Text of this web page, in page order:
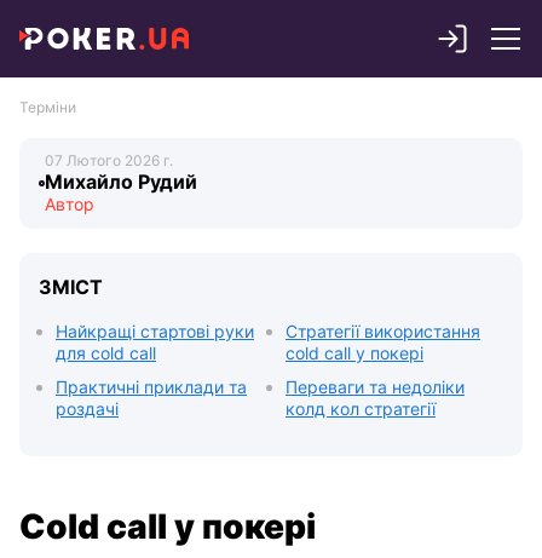
Терміни
Михайло Рудий
ЗМІСТ
Найкращі стартові руки
для cold call
Стратегії використання
cold call у покері
Практичні приклади та
роздачі
Переваги та недоліки
колд кол стратегії
Cold call у покері